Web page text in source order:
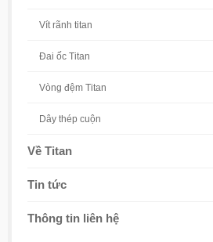
Vít rãnh titan
Đai ốc Titan
Vòng đệm Titan
Dây thép cuộn
Về Titan
Tin tức
Thông tin liên hệ